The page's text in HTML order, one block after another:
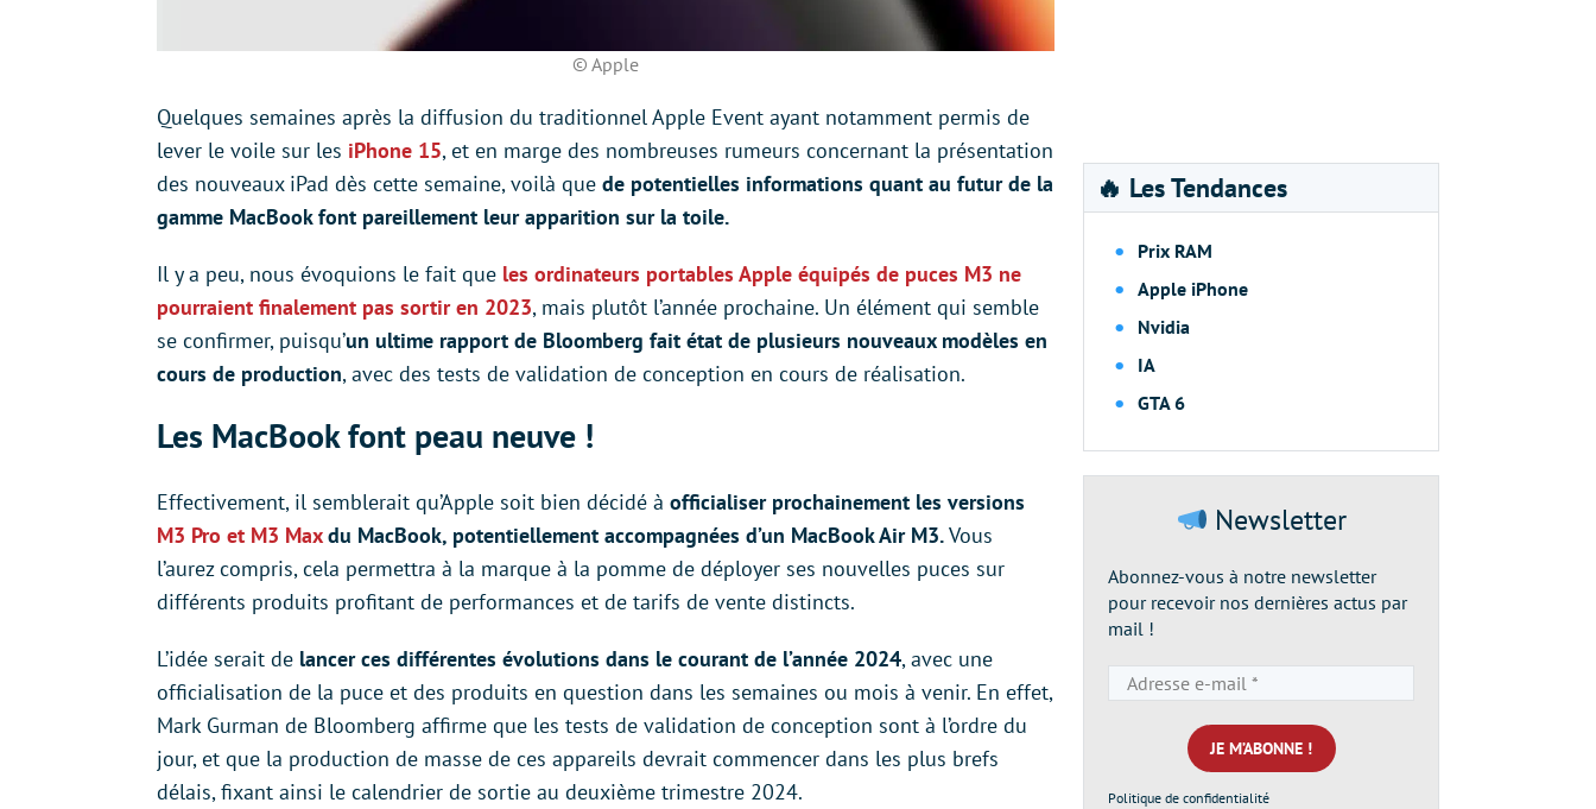
© Apple
Quelques semaines après la diffusion du traditionnel Apple Event ayant notamment permis de
lever le voile sur les iPhone 15, et en marge des nombreuses rumeurs concernant la présentation
des nouveaux iPad dès cette semaine, voilà que de potentielles informations quant au futur de la
gamme MacBook font pareillement leur apparition sur la toile.
Il y a peu, nous évoquions le fait que les ordinateurs portables Apple équipés de puces M3 ne
pourraient finalement pas sortir en 2023, mais plutôt l’année prochaine. Un élément qui semble
se confirmer, puisqu’un ultime rapport de Bloomberg fait état de plusieurs nouveaux modèles en
cours de production, avec des tests de validation de conception en cours de réalisation.
Les MacBook font peau neuve !
Effectivement, il semblerait qu’Apple soit bien décidé à officialiser prochainement les versions
M3 Pro et M3 Maxdu MacBook, potentiellement accompagnées d’un MacBook Air M3.Vous
l’aurez compris, cela permettra à la marque à la pomme de déployer ses nouvelles puces sur
différents produits profitant de performances et de tarifs de vente distincts.
L’idée serait de lancer ces différentes évolutions dans le courant de l’année 2024, avec une
officialisation de la puce et des produits en question dans les semaines ou mois à venir. En effet,
Mark Gurman de Bloomberg affirme que les tests de validation de conception sont à l’ordre du
jour, et que la production de masse de ces appareils devrait commencer dans les plus brefs
délais, fixant ainsi le calendrier de sortie au deuxième trimestre 2024.
🔥 Les Tendances
Prix RAM
Apple iPhone
Nvidia
IA
GTA 6
Newsletter
Abonnez-vous à notre newsletter
pour recevoir nos dernières actus par
mail !
e-
mail
*
Politique de confidentialité